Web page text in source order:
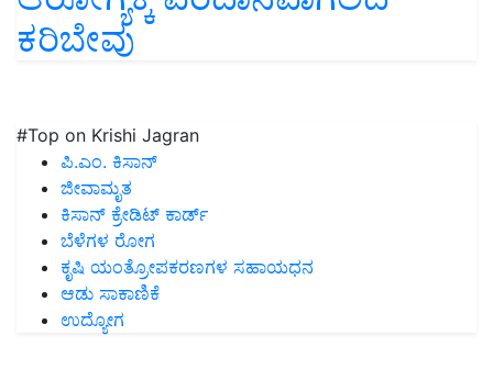
ಕರಿಬೇವು
#Top on Krishi Jagran
ಪಿ.ಎಂ. ಕಿಸಾನ್
ಜೀವಾಮೃತ
ಕಿಸಾನ್ ಕ್ರೇಡಿಟ್ ಕಾರ್ಡ್
ಬೆಳೆಗಳ ರೋಗ
ಕೃಷಿ ಯಂತ್ರೋಪಕರಣಗಳ ಸಹಾಯಧನ
ಆಡು ಸಾಕಾಣಿಕೆ
ಉದ್ಯೋಗ